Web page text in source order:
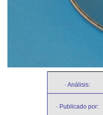
· Análisis:
· Publicado por: